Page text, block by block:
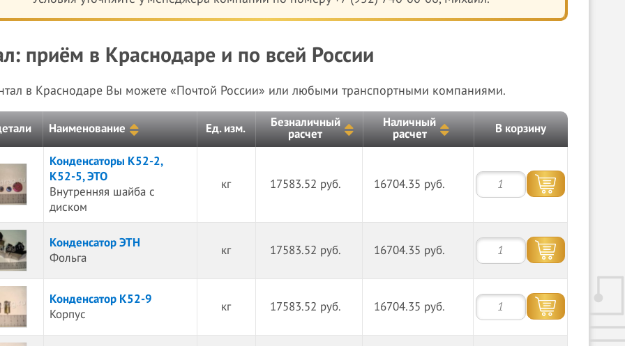
приём в Краснодаре и по всей России
в Краснодаре Вы можете «Почтой России» или любыми транспортными компаниями.
Наименование Ед. изм.
Безналичный
расчет
Наличный
расчет
В корзину
Конденсаторы К52-2,
К52-5, ЭТО
Внутренняя шайба с
диском
кг 17583.52 руб. 16704.35 руб.
Конденсатор ЭТН
Фольга
кг 17583.52 руб. 16704.35 руб.
Конденсатор К52-9
Корпус
кг 17583.52 руб. 16704.35 руб.